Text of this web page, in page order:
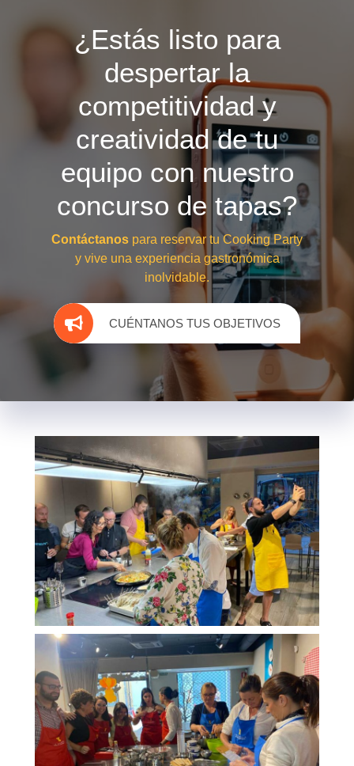
¿Estás listo para
despertar la
competitividad y
creatividad de tu
equipo con nuestro
concurso de tapas?
Contáctanos para reservar tu Cooking Party
y vive una experiencia gastronómica
inolvidable.
CUÉNTANOS TUS OBJETIVOS